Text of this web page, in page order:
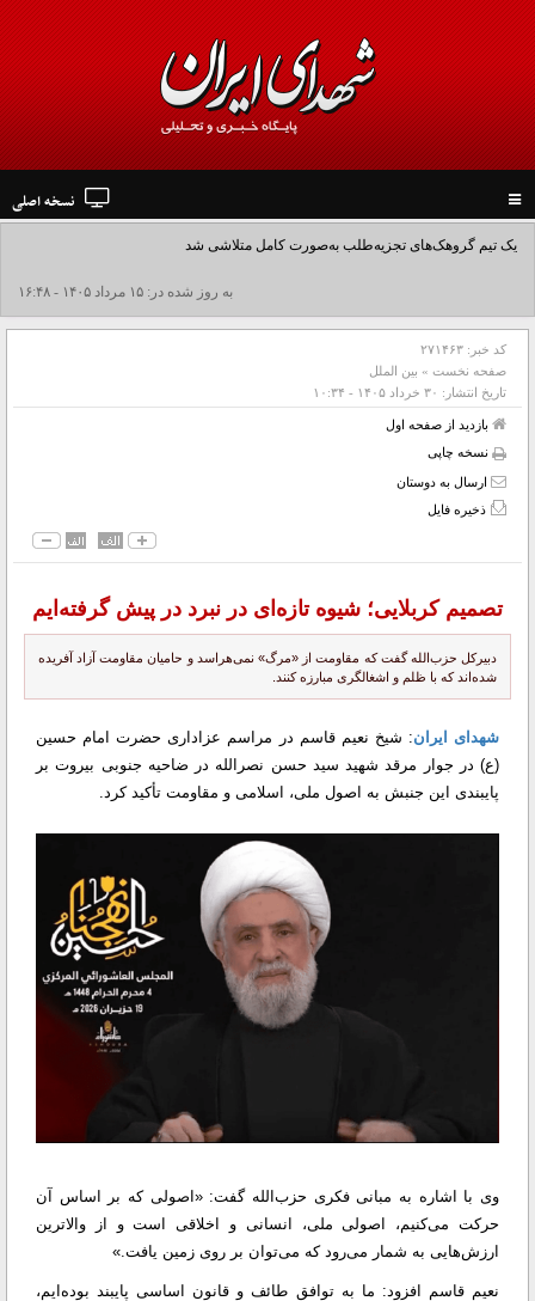
navigation
نسخه اصلی
یک تیم گروهک‌های تجزیه‌طلب به‌صورت کامل متلاشی شد
به روز شده در: ۱۵ مرداد ۱۴۰۵ - ۱۶:۴۸
کد خبر: ۲۷۱۴۶۳
صفحه نخست » بین الملل
تاریخ انتشار: ۳۰ خرداد ۱۴۰۵ - ۱۰:۳۴
بازدید از صفحه اول
نسخه چاپی
ارسال به دوستان
ذخیره فایل
تصمیم کربلایی؛ شیوه تازه‌ای در نبرد در پیش گرفته‌ایم
دبیرکل حزب‌الله گفت که مقاومت از «مرگ» نمی‌هراسد و حامیان مقاومت آزاد آفریده
شده‌اند که با ظلم و اشغالگری مبارزه کنند.
شهدای ایران: شیخ نعیم قاسم در مراسم عزاداری حضرت امام حسین
(ع) در جوار مرقد شهید سید حسن نصرالله در ضاحیه جنوبی بیروت بر
پایبندی این جنبش به اصول ملی، اسلامی و مقاومت تأکید کرد.
وی با اشاره به مبانی فکری حزب‌الله گفت: «اصولی که بر اساس آن
حرکت می‌کنیم، اصولی ملی، انسانی و اخلاقی است و از والاترین
ارزش‌هایی به شمار می‌رود که می‌توان بر روی زمین یافت.»
نعیم قاسم افزود: ما به توافق طائف و قانون اساسی پایبند بوده‌ایم،